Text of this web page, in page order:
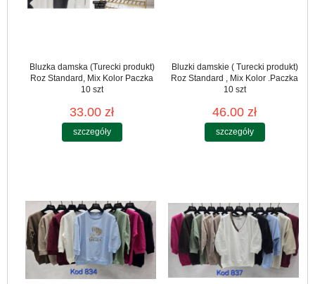
Bluzka damska (Turecki produkt)
Roz Standard, Mix Kolor Paczka
10 szt
33.00 zł
szczegóły
Bluzki damskie ( Turecki produkt)
Roz Standard , Mix Kolor .Paczka
10 szt
46.00 zł
szczegóły